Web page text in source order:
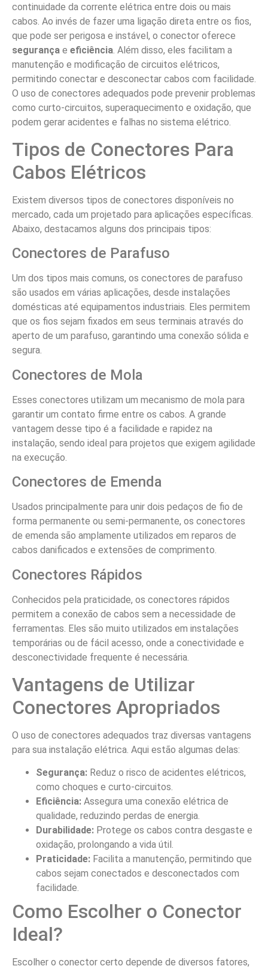
continuidade da corrente elétrica entre dois ou mais
cabos. Ao invés de fazer uma ligação direta entre os fios,
que pode ser perigosa e instável, o conector oferece
segurança e eficiência . Além disso, eles facilitam a
manutenção e modificação de circuitos elétricos,
permitindo conectar e desconectar cabos com facilidade.
O uso de conectores adequados pode prevenir problemas
como curto-circuitos, superaquecimento e oxidação, que
podem gerar acidentes e falhas no sistema elétrico.
Tipos de Conectores Para
Cabos Elétricos
Existem diversos tipos de conectores disponíveis no
mercado, cada um projetado para aplicações específicas.
Abaixo, destacamos alguns dos principais tipos:
Conectores de Parafuso
Um dos tipos mais comuns, os conectores de parafuso
são usados em várias aplicações, desde instalações
domésticas até equipamentos industriais. Eles permitem
que os fios sejam fixados em seus terminais através do
aperto de um parafuso, garantindo uma conexão sólida e
segura.
Conectores de Mola
Esses conectores utilizam um mecanismo de mola para
garantir um contato firme entre os cabos. A grande
vantagem desse tipo é a facilidade e rapidez na
instalação, sendo ideal para projetos que exigem agilidade
na execução.
Conectores de Emenda
Usados principalmente para unir dois pedaços de fio de
forma permanente ou semi-permanente, os conectores
de emenda são amplamente utilizados em reparos de
cabos danificados e extensões de comprimento.
Conectores Rápidos
Conhecidos pela praticidade, os conectores rápidos
permitem a conexão de cabos sem a necessidade de
ferramentas. Eles são muito utilizados em instalações
temporárias ou de fácil acesso, onde a conectividade e
desconectividade frequente é necessária.
Vantagens de Utilizar
Conectores Apropriados
O uso de conectores adequados traz diversas vantagens
para sua instalação elétrica. Aqui estão algumas delas:
Segurança: Reduz o risco de acidentes elétricos,
como choques e curto-circuitos.
Eficiência: Assegura uma conexão elétrica de
qualidade, reduzindo perdas de energia.
Durabilidade: Protege os cabos contra desgaste e
oxidação, prolongando a vida útil.
Praticidade: Facilita a manutenção, permitindo que
cabos sejam conectados e desconectados com
facilidade.
Como Escolher o Conector
Ideal?
Escolher o conector certo depende de diversos fatores,